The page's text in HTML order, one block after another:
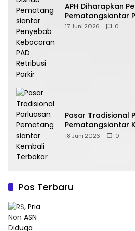
APH Diharapkan
Pematangsiantar
Kebocoran PAD
17 Juni 2026 0
Pasar Tradisional
Pematangsiantar
18 Juni 2026 0
Pos Terbaru